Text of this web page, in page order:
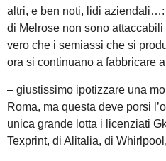
altri, e ben noti, lidi
di Melrose non sono
vero che i semiassi che si
ora si continuano a fabbricare
– giustissimo ipotizzare una
Roma, ma questa deve porsi
unica grande lotta i licenziati
Texprint, di Alitalia, di